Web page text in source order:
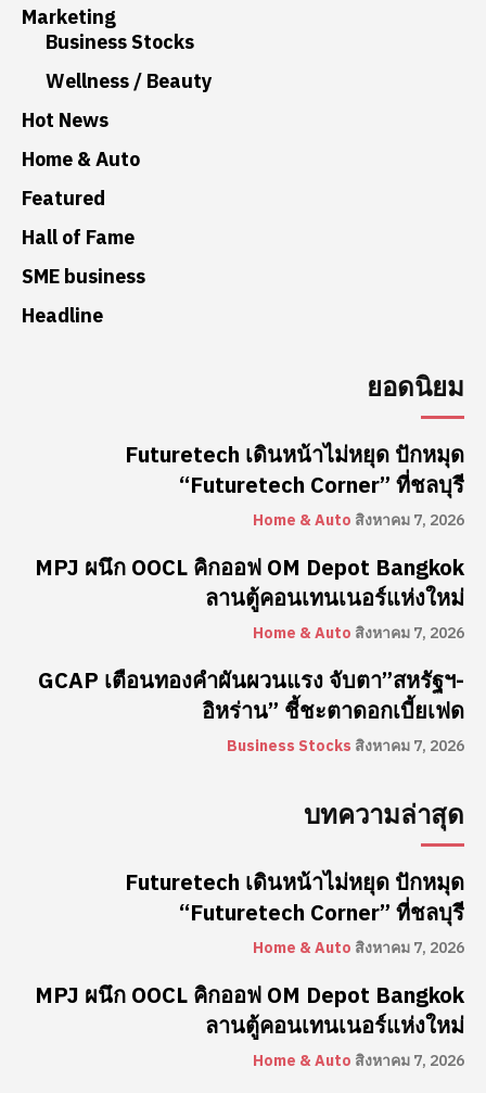
Marketing
Business Stocks
Wellness / Beauty
Hot News
Home & Auto
Featured
Hall of Fame
SME business
Headline
ยอดนิยม
Futuretech เดินหน้าไม่หยุด ปักหมุด
“Futuretech Corner” ที่ชลบุรี
Home & Auto สิงหาคม 7, 2026
MPJ ผนึก OOCL คิกออฟ OM Depot Bangkok
ลานตู้คอนเทนเนอร์แห่งใหม่
Home & Auto สิงหาคม 7, 2026
GCAP เตือนทองคำผันผวนแรง จับตา”สหรัฐฯ-
อิหร่าน” ชี้ชะตาดอกเบี้ยเฟด
Business Stocks สิงหาคม 7, 2026
บทความล่าสุด
Futuretech เดินหน้าไม่หยุด ปักหมุด
“Futuretech Corner” ที่ชลบุรี
Home & Auto สิงหาคม 7, 2026
MPJ ผนึก OOCL คิกออฟ OM Depot Bangkok
ลานตู้คอนเทนเนอร์แห่งใหม่
Home & Auto สิงหาคม 7, 2026